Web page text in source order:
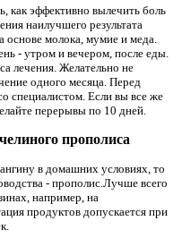
как эффективно вылечить боль
наилучшего результата
основе молока, мумие и меда.
- утром и вечером, после еды.
лечения. Желательно не
одного месяца. Перед
специалистом. Если вы все же
перерывы по 10 дней.
прополиса
в домашних условиях, то
- прополис.Лучше всего
например, на
продуктов допускается при